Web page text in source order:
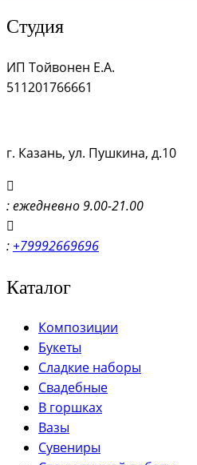
Студия
ИП Тойвонен Е.А.
511201766661
г. Казань, ул. Пушкина, д.10
: ежедневно 9.00-21.00
: +79992669696
Каталог
Композиции
Букеты
Сладкие наборы
Свадебные
В горшках
Вазы
Сувениры